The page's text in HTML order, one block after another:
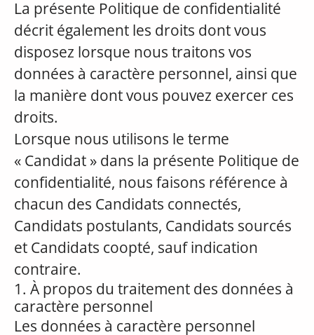
La présente Politique de confidentialité
décrit également les droits dont vous
disposez lorsque nous traitons vos
données à caractère personnel, ainsi que
la manière dont vous pouvez exercer ces
droits.
Lorsque nous utilisons le terme
« Candidat » dans la présente Politique de
confidentialité, nous faisons référence à
chacun des Candidats connectés,
Candidats postulants, Candidats sourcés
et Candidats coopté, sauf indication
contraire.
1. À propos du traitement des données à
caractère personnel
Les données à caractère personnel